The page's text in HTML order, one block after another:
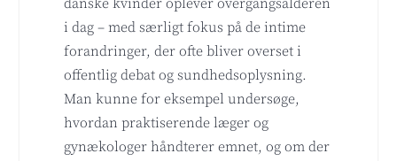
danske kvinder oplever overgangsalderen
i dag – med særligt fokus på de intime
forandringer, der ofte bliver overset i
offentlig debat og sundhedsoplysning.
Man kunne for eksempel undersøge,
hvordan praktiserende læger og
gynækologer håndterer emnet, og om der